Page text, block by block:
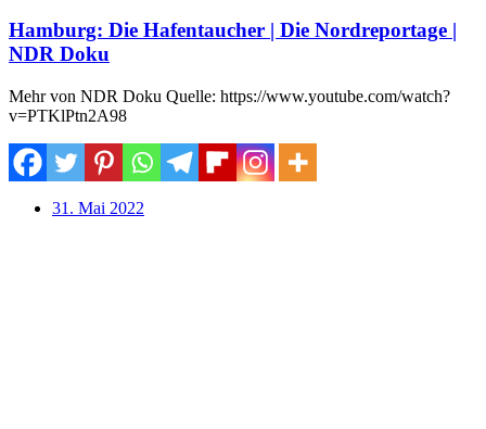
Hamburg: Die Hafentaucher | Die Nordreportage |
NDR Doku
Mehr von NDR Doku Quelle: https://www.youtube.com/watch?
v=PTKlPtn2A98
31. Mai 2022